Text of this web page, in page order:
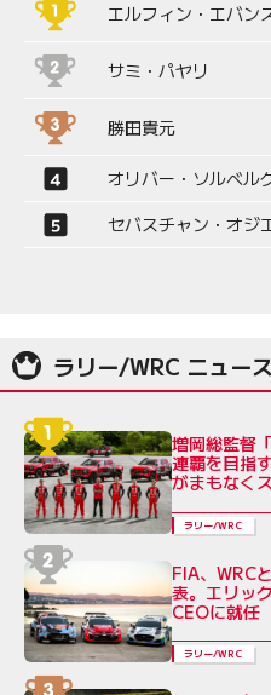
エルフィン・エバン
サミ・パヤリ
勝田貴元
オリバー・ソルベル
セバスチャン・オジ
ラリー/WRC ニュー
増岡総監督
連覇を目指
がまもなく
ラリー/WRC
FIA、WRC
表。エリッ
CEOに就任
ラリー/WRC